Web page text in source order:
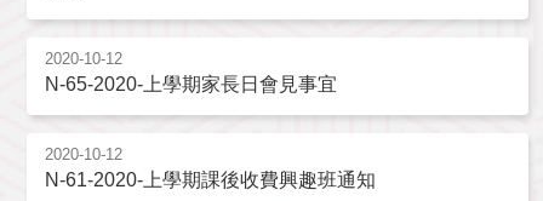
2020-10-12
N-65-2020-上學期家長日會見事宜
2020-10-12
N-61-2020-上學期課後收費興趣班通知